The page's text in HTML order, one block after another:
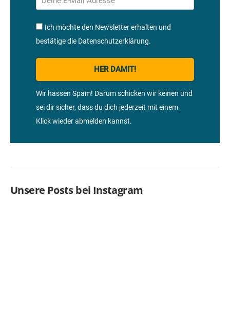
Ich möchte den Newsletter erhalten und
bestätige die Datenschutzerklärung.
HER DAMIT!
Wir hassen Spam! Darum schicken wir keinen und
sei dir sicher, dass du dich jederzeit mit einem
Klick wieder abmelden kannst.
Unsere Posts bei Instagram